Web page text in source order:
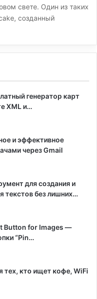
свете. Один из таких
созданный
генератор карт
XML и…
и эффективное
через Gmail
для создания и
текстов без лишних…
Button for Images —
“Pin…
кто ищет кофе, WiFi